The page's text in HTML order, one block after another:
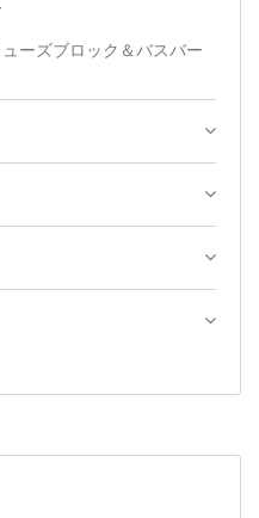
ーズブロック＆バスバー